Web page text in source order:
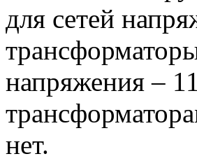
для сетей
напряжения –
нет.